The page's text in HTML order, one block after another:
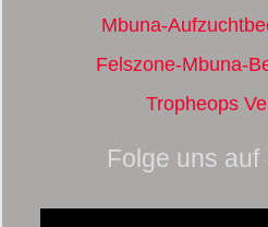
Mbuna-
Felszone-Mbuna-
Tropheops
Folge uns auf